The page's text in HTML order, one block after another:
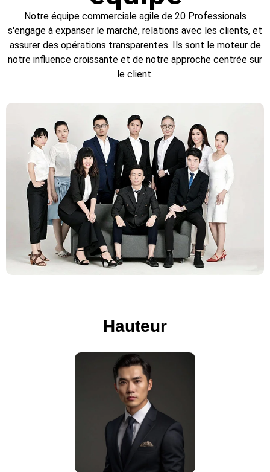
Notre équipe commerciale agile de 20 Professionals
s'engage à expanser le marché, relations avec les clients, et
assurer des opérations transparentes. Ils sont le moteur de
notre influence croissante et de notre approche centrée sur
le client.
Hauteur